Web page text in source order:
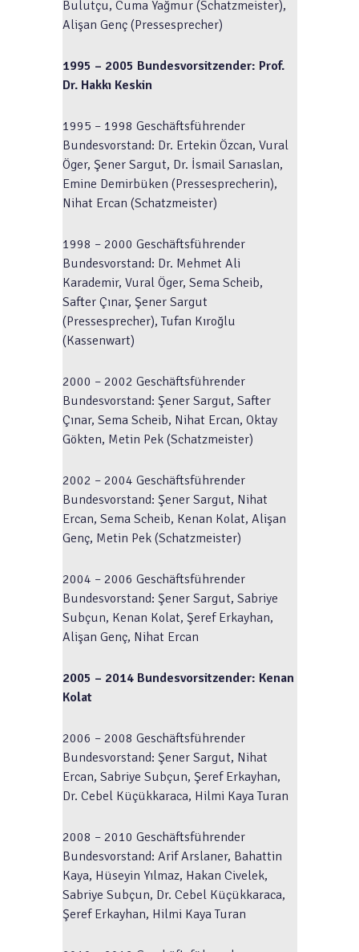
Bulutçu, Cuma Yağmur (Schatzmeister),
Alişan Genç (Pressesprecher)
1995 – 2005 Bundesvorsitzender: Prof.
Dr. HakkıKeskin
1995 – 1998 Geschäftsführender
Bundesvorstand: Dr. Ertekin Özcan, Vural
Öger, Şener Sargut, Dr. İsmail Sarıaslan,
Emine Demirbüken (Pressesprecherin),
Nihat Ercan (Schatzmeister)
1998 – 2000 Geschäftsführender
Bundesvorstand: Dr. Mehmet Ali
Karademir, Vural Öger, Sema Scheib,
Safter Çınar, Şener Sargut
(Pressesprecher), Tufan Kıroğlu
(Kassenwart)
2000 – 2002 Geschäftsführender
Bundesvorstand: Şener Sargut, Safter
Çınar, Sema Scheib, Nihat Ercan, Oktay
Gökten, Metin Pek (Schatzmeister)
2002 – 2004 Geschäftsführender
Bundesvorstand: Şener Sargut, Nihat
Ercan, Sema Scheib, Kenan Kolat, Alişan
Genç, Metin Pek (Schatzmeister)
2004 – 2006 Geschäftsführender
Bundesvorstand: Şener Sargut, Sabriye
Subçun, Kenan Kolat, Şeref Erkayhan,
Alişan Genç, Nihat Ercan
2005 – 2014 Bundesvorsitzender: Kenan
Kolat
2006 – 2008 Geschäftsführender
Bundesvorstand: Şener Sargut, Nihat
Ercan, Sabriye Subçun, Şeref Erkayhan,
Dr. Cebel Küçükkaraca, Hilmi Kaya Turan
2008 – 2010 Geschäftsführender
Bundesvorstand: Arif Arslaner, Bahattin
Kaya, Hüseyin Yılmaz, Hakan Civelek,
Sabriye Subçun, Dr. Cebel Küçükkaraca,
Şeref Erkayhan, Hilmi Kaya Turan